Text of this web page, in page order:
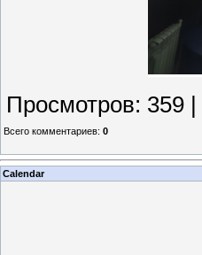
Просмотров: 359 |
Всего комментариев: 0
Calendar